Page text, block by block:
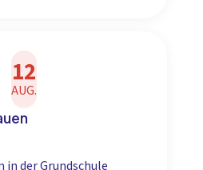
12
AUG.
der Grundschule